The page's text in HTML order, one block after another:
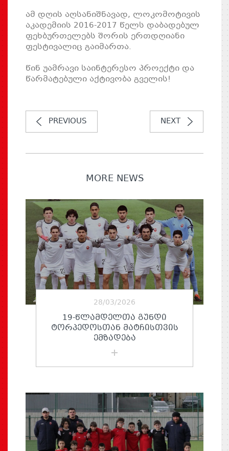
ამ დღის აღსანიშნავად, ლოკომოტივის
აკადემიის 2016-2017 წელს დაბადებულ
ფეხბურთელებს შორის ერთდღიანი
ფესტივალიც გაიმართა.
წინ უამრავი საინტერესო პროექტი და
წარმატებული აქტივობა გველის!
PREVIOUS NEXT
MORE NEWS
28/03/2026
19-ᲬᲚᲐᲛᲓᲔᲚᲗᲐ ᲒᲣᲜᲓᲘ
ᲢᲝᲠᲞᲔᲓᲝᲡᲗᲐᲜ ᲛᲐᲢᲩᲘᲡᲗᲕᲘᲡ
ᲔᲛᲖᲐᲓᲔᲑᲐ